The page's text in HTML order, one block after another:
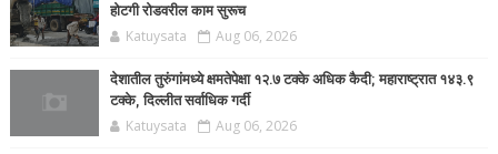
होटगी रोडवरील काम सुरूच
Katuysata Aug 06, 2026
देशातील तुरुंगांमध्ये क्षमतेपेक्षा १२.७ टक्के अधिक कैदी; महाराष्ट्रात १४३.९
टक्के, दिल्लीत सर्वाधिक गर्दी
Katuysata Aug 06, 2026